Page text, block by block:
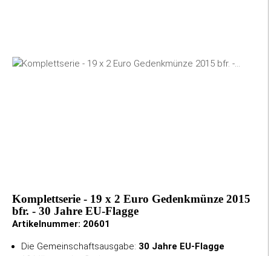
Komplettserie - 19 x 2 Euro Gedenkmünze 2015
bfr. - 30 Jahre EU-Flagge
Artikelnummer: 20601
Die Gemeinschaftsausgabe: 30 Jahre EU-Flagge